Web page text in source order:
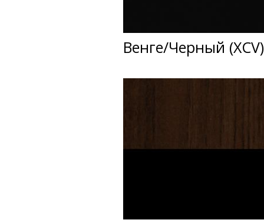
Венге/Черный (ХСV)